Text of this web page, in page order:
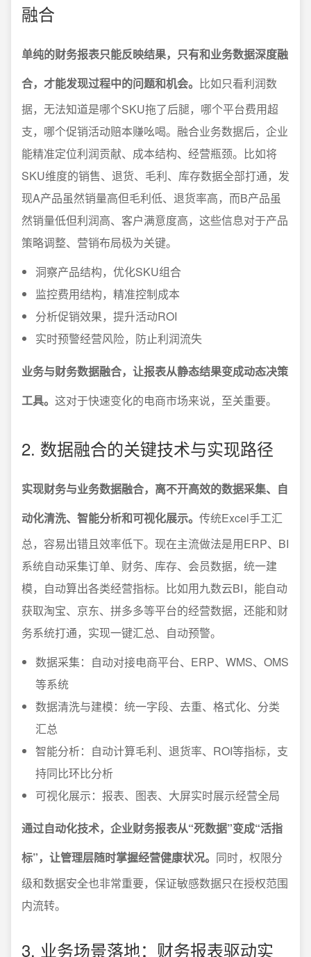
融合
单纯的财务报表只能反映结果，只有和业务数据深度融
合，才能发现过程中的问题和机会。 比如只看利润数
据，无法知道是哪个SKU拖了后腿，哪个平台费用超
支，哪个促销活动赔本赚吆喝。融合业务数据后，企业
能精准定位利润贡献、成本结构、经营瓶颈。比如将
SKU维度的销售、退货、毛利、库存数据全部打通，发
现A产品虽然销量高但毛利低、退货率高，而B产品虽
然销量低但利润高、客户满意度高，这些信息对于产品
策略调整、营销布局极为关键。
洞察产品结构，优化SKU组合
监控费用结构，精准控制成本
分析促销效果，提升活动ROI
实时预警经营风险，防止利润流失
业务与财务数据融合，让报表从静态结果变成动态决策
工具。 这对于快速变化的电商市场来说，至关重要。
2. 数据融合的关键技术与实现路径
实现财务与业务数据融合，离不开高效的数据采集、自
动化清洗、智能分析和可视化展示。 传统Excel手工汇
总，容易出错且效率低下。现在主流做法是用ERP、BI
系统自动采集订单、财务、库存、会员数据，统一建
模，自动算出各类经营指标。比如用九数云BI，能自动
获取淘宝、京东、拼多多等平台的经营数据，还能和财
务系统打通，实现一键汇总、自动预警。
数据采集：自动对接电商平台、ERP、WMS、OMS
等系统
数据清洗与建模：统一字段、去重、格式化、分类
汇总
智能分析：自动计算毛利、退货率、ROI等指标，支
持同比环比分析
可视化展示：报表、图表、大屏实时展示经营全局
通过自动化技术，企业财务报表从“死数据”变成“活指
标”，让管理层随时掌握经营健康状况。 同时，权限分
级和数据安全也非常重要，保证敏感数据只在授权范围
内流转。
3. 业务场景落地：财务报表驱动实